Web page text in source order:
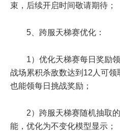
束，后续开启时间敬请期待；
5、跨服天梯赛优化：
1）优化天梯赛每日奖励
战场累积杀敌数达到12人可
也能领每日挑战奖励；
2）跨服天梯赛随机抽取
能，优化为不变化模型显示；